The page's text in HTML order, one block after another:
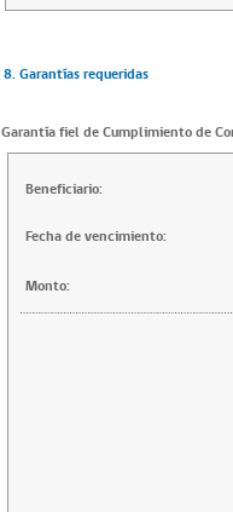
8. Garantías requeridas
Garantía fiel de Cumplimiento de
Beneficiario:
Fecha de vencimiento:
Monto: